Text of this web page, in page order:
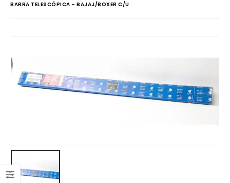
BARRA TELESCÓPICA – BAJAJ/BOXER C/U